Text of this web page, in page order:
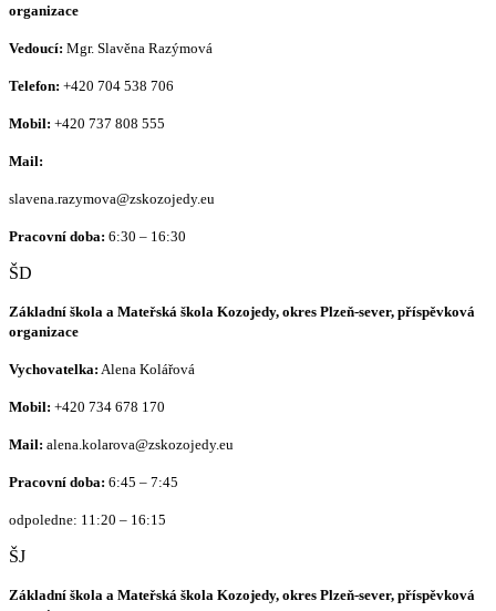
organizace
Vedoucí: Mgr. Slavěna Razýmová
Telefon: +420 704 538 706
Mobil: +420 737 808 555
Mail:
slavena.razymova@zskozojedy.eu
Pracovní doba: 6:30 – 16:30
ŠD
Základní škola a Mateřská škola Kozojedy, okres Plzeň-sever, příspěvková
organizace
Vychovatelka: Alena Kolářová
Mobil: +420 734 678 170
Mail: alena.kolarova@zskozojedy.eu
Pracovní doba: 6:45 – 7:45
odpoledne: 11:20 – 16:15
ŠJ
Základní škola a Mateřská škola Kozojedy, okres Plzeň-sever, příspěvková